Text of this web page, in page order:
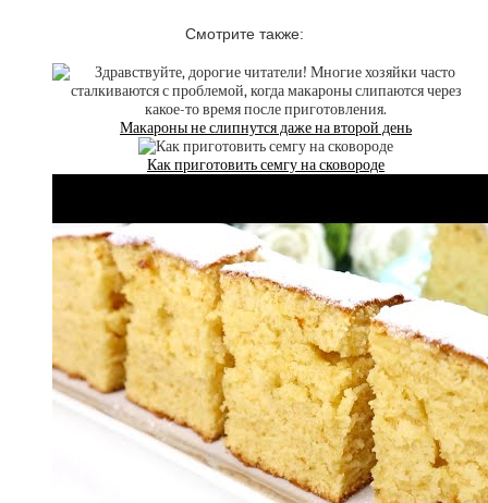
Смотрите также:
Макароны не слипнутся даже на второй день
Как приготовить семгу на сковороде